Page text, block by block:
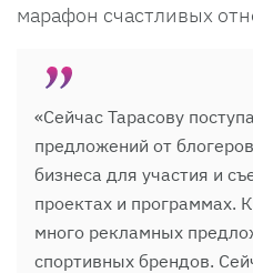
марафон счастливых
«Сейчас Тарасову
предложений от
бизнеса для участия и
проектах и программах.
много рекламных
спортивных брендов.